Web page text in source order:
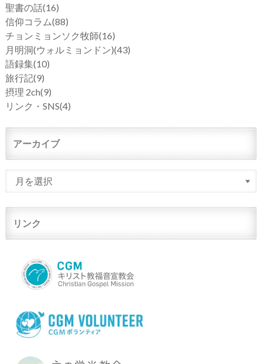
聖書の話(16)
信仰コラム(88)
チョンミョンソク牧師(16)
月明洞(ウォルミョンドン)(43)
語録集(10)
旅行記(9)
摂理 2ch(9)
リンク・SNS(4)
アーカイブ
リンク